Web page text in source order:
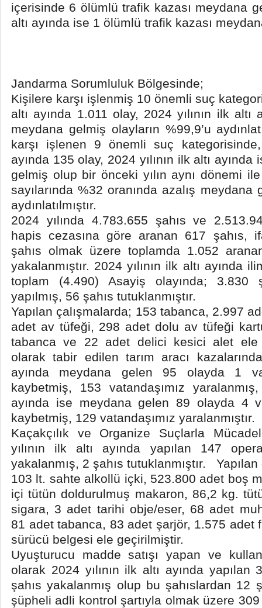
içerisinde 6 ölümlü trafik kazası meydana
altı ayında ise 1 ölümlü trafik kazası
Jandarma Sorumluluk Bölgesinde;
Kişilere karşı işlenmiş 10 önemli suç
altı ayında 1.011 olay, 2024 yılının ilk
meydana gelmiş olayların %99,9’u
karşı işlenen 9 önemli suç kategorisinde,
ayında 135 olay, 2024 yılının ilk altı
gelmiş olup bir önceki yılın aynı dönemi ile
sayılarında %32 oranında azalış meydana
aydınlatılmıştır.
2024 yılında 4.783.655 şahıs ve
hapis cezasına göre aranan 617 şahıs,
şahıs olmak üzere toplamda 1.052
yakalanmıştır. 2024 yılının ilk altı ayında
toplam (4.490) Asayiş olayında; 3.830
yapılmış, 56 şahıs tutuklanmıştır.
Yapılan çalışmalarda; 153 tabanca, 2.997
adet av tüfeği, 298 adet dolu av tüfeği
tabanca ve 22 adet delici kesici alet ele
olarak tabir edilen tarım aracı
ayında meydana gelen 95 olayda 1
kaybetmiş, 153 vatandaşımız
ayında ise meydana gelen 89 olayda 4
kaybetmiş, 129 vatandaşımız yaralanmıştır.
Kaçakçılık ve Organize Suçlarla
yılının ilk altı ayında yapılan 147
yakalanmış, 2 şahıs tutuklanmıştır.
103 lt. sahte alkollü içki, 523.800 adet boş
içi tütün doldurulmuş makaron, 86,2 kg.
sigara, 3 adet tarihi obje/eser, 68 adet
81 adet tabanca, 83 adet şarjör, 1.575 adet
sürücü belgesi ele geçirilmiştir.
Uyuşturucu madde satışı yapan ve
olarak 2024 yılının ilk altı ayında
şahıs yakalanmış olup bu şahıslardan 12
şüpheli adli kontrol şartıyla olmak üzere